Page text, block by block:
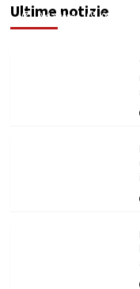
Ultime notizie
Redazione 09/08/2026
L’ingegnere